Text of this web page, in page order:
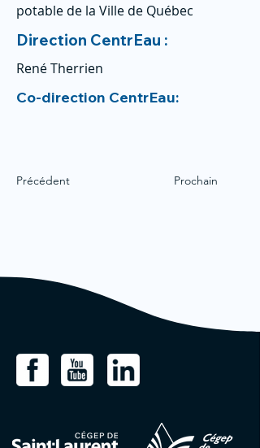
potable de la Ville de Québec
Direction CentrEau :
René Therrien
Co-direction CentrEau:
Précédent Prochain